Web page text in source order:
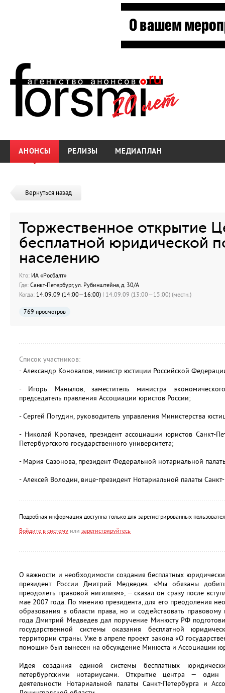
АНОНСЫ РЕЛИЗЫ МЕДИАПЛАН
Вернуться назад
Торжественное открытие
бесплатной юридической
населению
Кто: ИА «Росбалт»
Где: Санкт-Петербург, ул. Рубинштейна, д. 30/А
Когда: 14.09.09 (14:00—16:00) | 14.09.09 (13:00—15:00) (местн.)
769 просмотров
Список участников:
- Александр Коновалов, министр юстиции Российской
- Игорь Манылов, заместитель министра
председатель правления Ассоциации юристов России;
- Сергей Погудин, руководитель управления Министерства
- Николай Кропачев, президент ассоциации юристов Санкт-
Петербургского государственного университета;
- Мария Сазонова, президент Федеральной нотариальной
- Алексей Володин, вице-президент Нотариальной палаты
Подробная информация доступна только для зарегистрированных
Войдите в систему или зарегистрируйтесь
О важности и необходимости создания бесплатных
президент России Дмитрий Медведев. «Мы обязаны
преодолеть правовой нигилизм», — сказал он сразу после
мае 2007 года. По мнению президента, для его преодоления
образования в области права, но и содействовать
года Дмитрий Медведев дал поручение Минюсту РФ
государственной системы оказания бесплатной
территории страны. Уже в апреле проект закона «О
помощи» был вынесен на обсуждение Минюста и Ассоциации
Идея создания единой системы бесплатных
петербургскими нотариусами. Открытие центра — один
деятельности Нотариальной палаты Санкт-Петербурга и